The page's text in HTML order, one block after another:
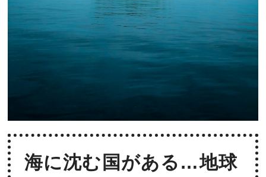
海に沈む国がある…地球